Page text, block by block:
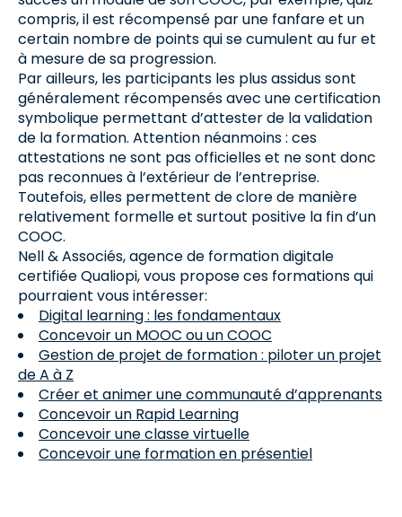
compris, il est récompensé par une fanfare et un
certain nombre de points qui se cumulent au fur et
à mesure de sa progression.
Par ailleurs, les participants les plus assidus sont
généralement récompensés avec une certification
symbolique permettant d’attester de la validation
de la formation. Attention néanmoins : ces
attestations ne sont pas officielles et ne sont donc
pas reconnues à l’extérieur de l’entreprise.
Toutefois, elles permettent de clore de manière
relativement formelle et surtout positive la fin d’un
COOC.
Nell & Associés, agence de formation digitale
certifiée Qualiopi, vous propose ces formations qui
pourraient vous intéresser:
Digital learning : les fondamentaux
Concevoir un MOOC ou un COOC
Gestion de projet de formation : piloter un projet
de A à Z
Créer et animer une communauté d’apprenants
Concevoir un Rapid Learning
Concevoir une classe virtuelle
Concevoir une formation en présentiel